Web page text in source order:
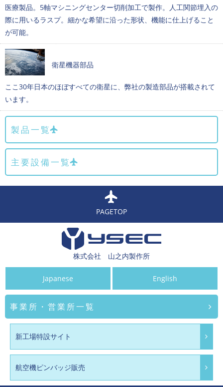
医療製品。5軸マシニングセンター切削加工で製作。人工関節埋入の
際に用いるラスプ。細かな希望に沿った形状、機能に仕上げること
が可能。
衛星機器部品
ここ30年日本のほぼすべての衛星に、弊社の製造部品が搭載されて
います。
製品一覧
主要設備一覧
PAGETOP
株式会社 山之内製作所
Japanese English
事業所・営業所一覧
新工場特設サイト
航空機ピンバッジ販売